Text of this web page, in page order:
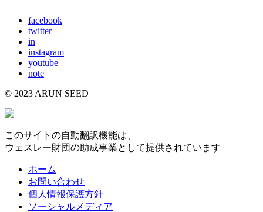
facebook
twitter
in
instagram
youtube
note
© 2023 ARUN SEED
このサイトの自動翻訳機能は、
ウェスレー財団の助成事業として提供されています
ホーム
お問い合わせ
個人情報保護方針
ソーシャルメディア